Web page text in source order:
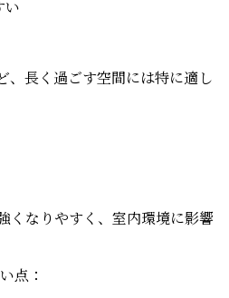
い
、長く過ごす空間には特に適し
くなりやすく、室内環境に影響
点：